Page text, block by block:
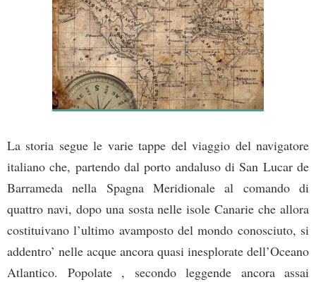
La storia segue le varie tappe del viaggio del navigatore
italiano che, partendo dal porto andaluso di San Lucar de
Barrameda nella Spagna Meridionale al comando di
quattro navi, dopo una sosta nelle isole Canarie che allora
costituivano l’ultimo avamposto del mondo conosciuto, si
addentro’ nelle acque ancora quasi inesplorate dell’Oceano
Atlantico. Popolate , secondo leggende ancora assai